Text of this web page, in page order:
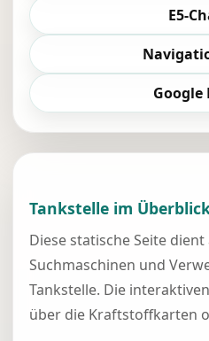
E5-
Google
Tankstelle im
Diese statische Seite
Suchmaschinen und
Tankstelle. Die
über die Kraftstoffkarten